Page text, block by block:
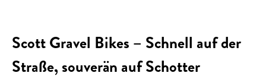
Scott Gravel Bikes – Schnell auf der
Straße, souverän auf Schotter